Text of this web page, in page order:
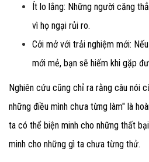
Ít lo lắng: Những người căng
vì họ ngại rủi ro.
Cởi mở với trải nghiệm mới:
mới mẻ, bạn sẽ hiếm khi gặp
Nghiên cứu cũng chỉ ra rằng câu nói
những điều mình chưa từng làm" là
ta có thể biện minh cho những thất
minh cho những gì ta chưa từng thử.